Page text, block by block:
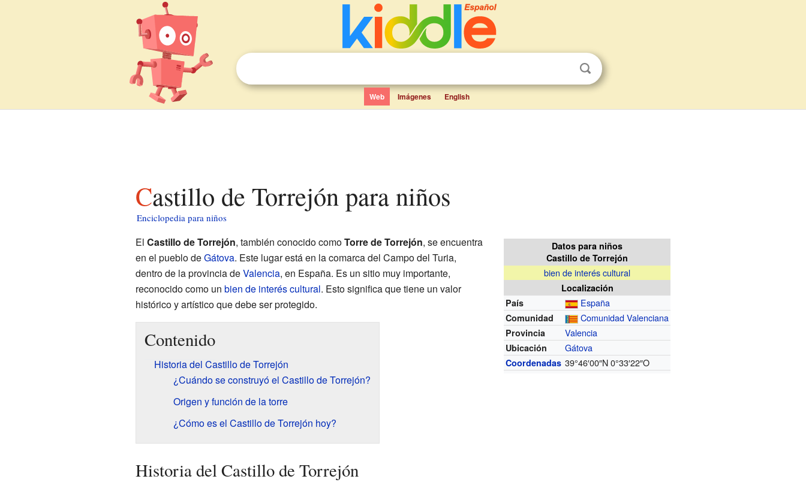
Web Imágenes English
Castillo de Torrejón para niños
Enciclopedia para niños
Datos para niños
Castillo de Torrejón
bien de interés cultural
Localización
País
España
Comunidad Comunidad Valenciana
Provincia Valencia
Ubicación Gátova
Coordenadas 39°46′00″N 0°33′22″O
El Castillo de Torrejón, también conocido comoTorre de Torrejón, se encuentra
en el pueblo deGátova. Este lugar está en la comarca del Campo del Turia,
dentro de la provincia deValencia, en España. Es un sitio muy importante,
reconocido como un bien de interés cultural. Esto significa que tiene un valor
histórico y artístico que debe ser protegido.
Contenido
Historia del Castillo de Torrejón
¿Cuándo se construyó el Castillo de Torrejón?
Origen y función de la torre
¿Cómo es el Castillo de Torrejón hoy?
Historia del Castillo de Torrejón